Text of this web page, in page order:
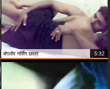
बंगलोर नर्सिंग छात्र 5:32